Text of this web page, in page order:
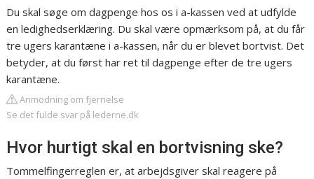
Du skal søge om dagpenge hos os i a-kassen ved at udfylde
en ledighedserklæring. Du skal være opmærksom på, at du får
tre ugers karantæne i a-kassen, når du er blevet bortvist. Det
betyder, at du først har ret til dagpenge efter de tre ugers
karantæne.
Anmodning om fjernelse
Se det fulde svar på lederne.dk
Hvor hurtigt skal en bortvisning ske?
Tommelfingerreglen er, at arbejdsgiver skal reagere på